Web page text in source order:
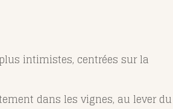
intimistes, centrées sur la
dans les vignes, au lever du